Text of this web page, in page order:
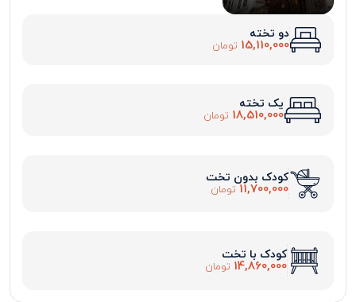
دو تخته
15,110,000 تومان
یک تخته
18,510,000 تومان
کودک بدون تخت
11,700,000 تومان
کودک با تخت
14,860,000 تومان